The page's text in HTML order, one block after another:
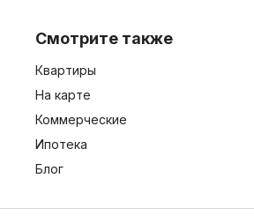
Смотрите также
Квартиры
На карте
Коммерческие
Ипотека
Блог